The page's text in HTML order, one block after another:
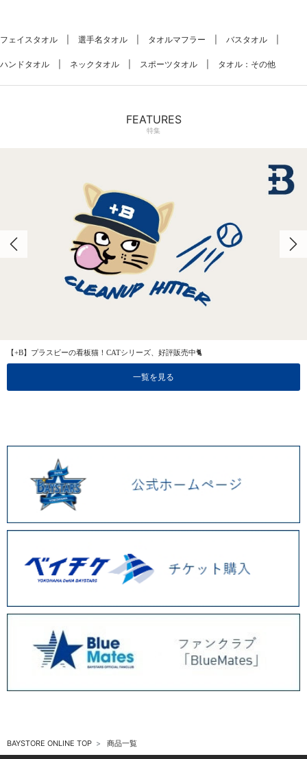
フェイスタオル 選手名タオル タオルマフラー バスタオル
ハンドタオル ネックタオル スポーツタオル タオル：その他
FEATURES
特集
【+B】プラスビーの看板猫！CATシリーズ、好評販売中🐈
一覧を見る
BAYSTORE ONLINE TOP 商品一覧